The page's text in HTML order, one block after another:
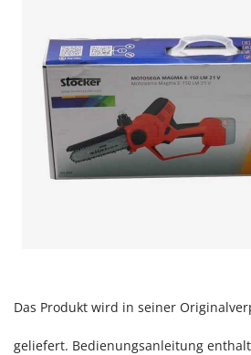
Michelin
Mille
Minox
Mockmill
More than chef
MOSA
N
New O.M.R.A.
Nilfisk
Das Produkt wird in seiner
geliefert. Bedienungsanleitung